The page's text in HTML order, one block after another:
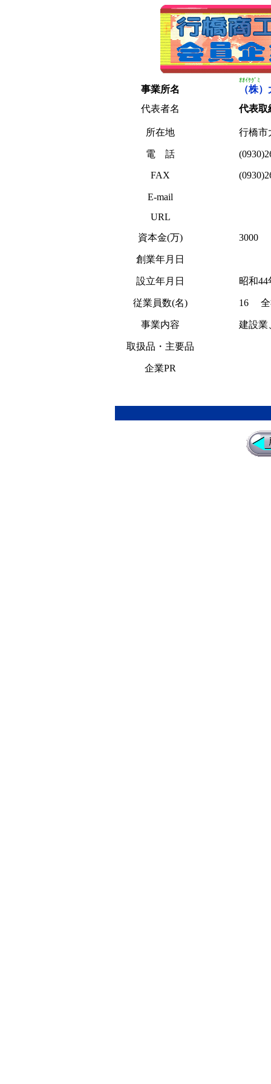
ｵｵｲｹｸﾞﾐ
事業所名
（株
代表者名
代表
所在地 行橋市
電 話
FAX
E-mail
URL
資本金(万)
3000
創業年月日
設立年月日 昭和44
従業員数(名) 16 全
事業内容 建設業
取扱品・主要品
企業PR